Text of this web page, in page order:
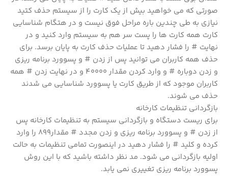
صورتی که می خواهید بیش از یک کارت را از سیستم حذف کتید
نیازی به طی چندین باره مراحل فوق نیست و در هتگام شناسایی
کارت همه کارت ها را پست سر هم به سیستم وارد کنید و در
نهایت # را فشار دهید تا عملیات حذف کارت به پایان برسد. برای
حذف همه کاربران می توانید پس از زدن # و پسوورد برنامه ریزی
و زدن دوباره # و وارد کردن مقدار 40000 و در نهایت زدن # همه
کاربران موجود که از طریق کارت یا پسوورد شناسایی می شدند
حذف می شوند.
بازگردانی تنظیمات کارخانه
برای ریست دستگاه و بازگردانی سیستم به تنظیمات کارخانه پس
از زدن # و پسوورد برنامه ریزی و زدن مجدد # مقدار899 را وارد
کرده و کلید # را فشار دهید در اینصورت تمامی تنظیمات به حالت
اولیه بازگردانی می شود. مد نظر داشته باشید که با این روش
پسوورد برنامه ریزی تغییری نمی یابد.